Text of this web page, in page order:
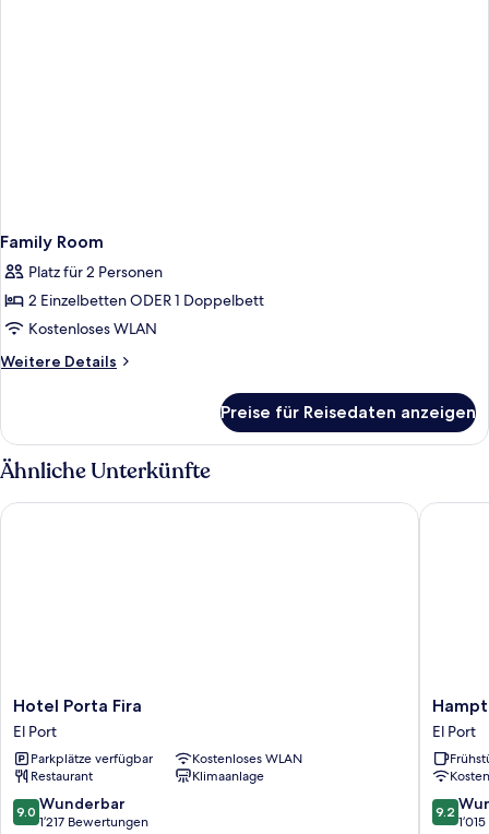
Family Room
Platz für 2 Personen
2 Einzelbetten ODER 1 Doppelbett
Kostenloses WLAN
Weitere Details
Weitere
Room
Preise für Reisedaten anzeigen
Ähnliche Unterkünfte
Hotel
Porta
Fira
El
Port
Hotel Porta Fira
El Port
Parkplätze verfügbar
Kostenloses WLAN
Restaurant
Klimaanlage
9.0
von
9.0 Wunderbar
1’217 Bewertungen
Hotel Porta Fira
by
Hilton
Fira
Gran
Via
El Port
9.2
von
9.2